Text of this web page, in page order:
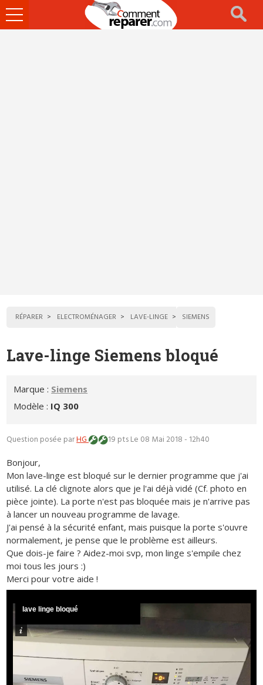
Ouvrir
le
RÉPARER ELECTROMÉNAGER LAVE-LINGE SIEMENS
Lave-linge Siemens bloqué
Marque : Siemens
Modèle : IQ 300
Question posée parHG 19 ptsLe 08 Mai 2018 - 12h40
Bonjour,
Mon lave-linge est bloqué sur le dernier programme que j'ai
utilisé. La clé clignote alors que je l'ai déjà vidé (Cf. photo en
pièce jointe). La porte n'est pas bloquée mais je n'arrive pas
à lancer un nouveau programme de lavage.
J'ai pensé à la sécurité enfant, mais puisque la porte s'ouvre
normalement, je pense que le problème est ailleurs.
Que dois-je faire ? Aidez-moi svp, mon linge s'empile chez
moi tous les jours :)
Merci pour votre aide !
lave linge bloqué